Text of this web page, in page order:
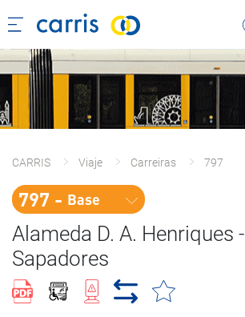
CARRIS Viaje Carreiras 797
797 - Base
Alameda D. A. Henriques -
Sapadores